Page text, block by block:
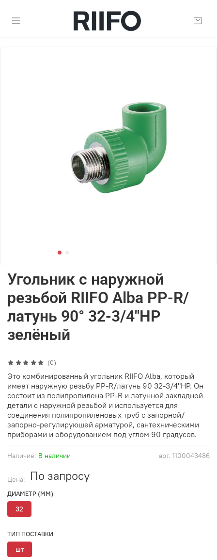
(0)
арт. 1100043486
Наличие: В наличии
Угольник с наружной
резьбой RIIFO Alba PP-R/
латунь 90° 32-3/4"НР
зелёный
Цена: По запросу
ДИАМЕТР (ММ)
32
ТИП ПОСТАВКИ
шт
Это комбинированный угольник RIIFO Alba, который
имеет наружную резьбу PP-R/латунь 90 32-3/4"НР. Он
состоит из полипропилена PP-R и латунной закладной
детали с наружной резьбой и используется для
соединения полипропиленовых труб с запорной/
запорно-регулирующей арматурой, сантехническими
приборами и оборудованием под углом 90 градусов.